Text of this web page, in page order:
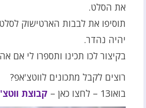
את הסלט.
תוסיפו את לבבות הארטישוק
יהיה נהדר.
בקיצור לכו תכינו ותספרו לי אם
רוצים לקבל מתכונים לווטצ'אפ?
בואו13 – לחצו כאן –
קבוצת